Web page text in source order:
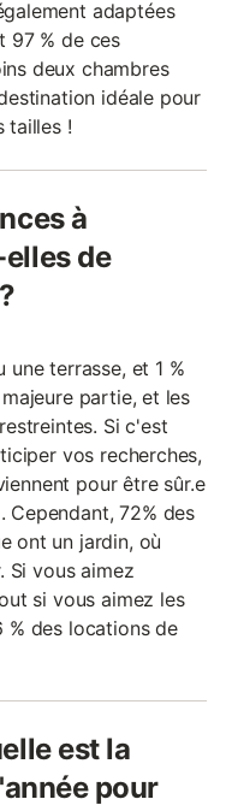
adaptées
97 % de ces
deux chambres
idéale pour
tailles !
à
de
une terrasse, et 1 %
partie, et les
Si c'est
vos recherches,
pour être sûr.e
72% des
ont un jardin, où
Si vous aimez
si vous aimez les
% des locations de
est la
pour